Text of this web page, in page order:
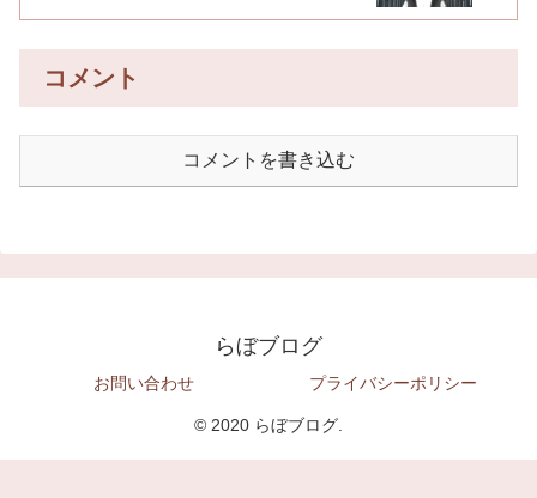
コメント
コメントを書き込む
らぼブログ
お問い合わせ プライバシーポリシー
© 2020 らぼブログ.